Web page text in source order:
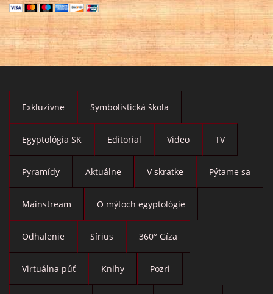
Exkluzívne Symbolistická škola
Egyptológia SK Editorial Video TV
Pyramídy Aktuálne V skratke Pýtame sa
Mainstream O mýtoch egyptológie
Odhalenie Sírius 360° Gíza
Virtuálna púť Knihy Pozri